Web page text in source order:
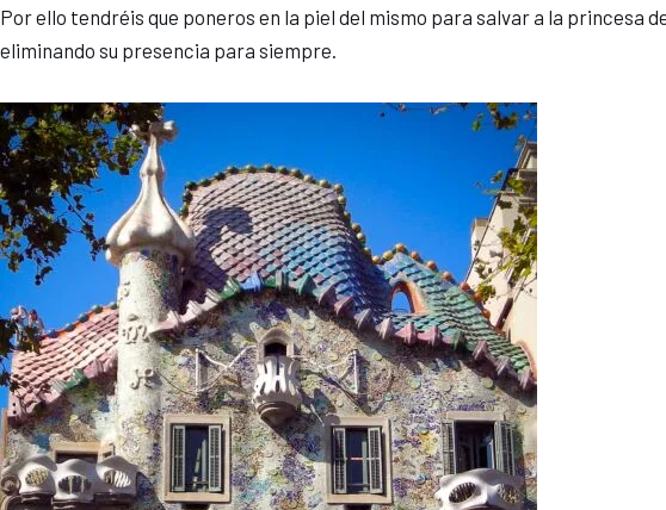
Por ello tendréis que poneros en la piel del mismo para salvar a la
eliminando su presencia para siempre.